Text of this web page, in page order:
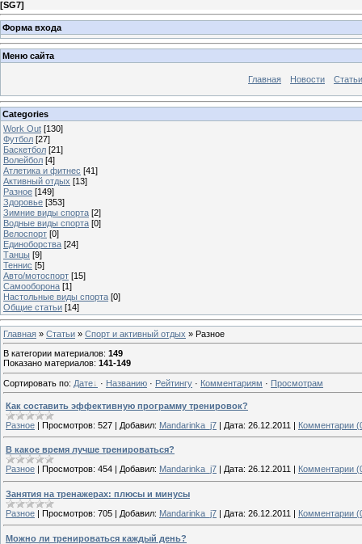
[SG7]
Форма входа
Меню сайта
Главная Новости Статьи
Categories
Work Out [130]
Футбол [27]
Баскетбол [21]
Волейбол [4]
Атлетика и фитнес [41]
Активный отдых [13]
Разное [149]
Здоровье [353]
Зимние виды спорта [2]
Водные виды спорта [0]
Велоспорт [0]
Единоборства [24]
Танцы [9]
Теннис [5]
Авто/мотоспорт [15]
Самооборона [1]
Настольные виды спорта [0]
Общие статьи [14]
Главная » Статьи » Спорт и активный отдых » Разное
В категории материалов: 149
Показано материалов: 141-149
Сортировать по: Дате · Названию · Рейтингу · Комментариям · Просмотрам
Как составить эффективную программу тренировок?
Разное | Просмотров: 527 | Добавил: Mandarinka_j7 | Дата: 26.12.2011 | Комментарии
В какое время лучше тренироваться?
Разное
Просмотров: 454 Добавил: Mandarinka_j7 Дата: 26.12.2011 Комментарии
Занятия на тренажерах: плюсы и минусы
Разное | Просмотров: 705 | Добавил: Mandarinka_j7 | Дата: 26.12.2011 | Комментарии
Можно ли тренироваться каждый день?